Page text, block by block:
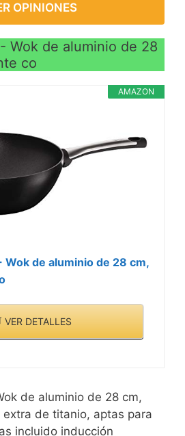
OPINIONES
Wok de aluminio de 28
co
AMAZON
Wok de aluminio de 28 cm,
VER DETALLES
de aluminio de 28 cm,
de titanio, aptas para
incluido inducción